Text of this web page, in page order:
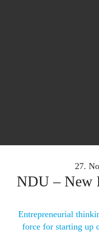
27.
NDU – New
Entrepreneurial
force for starting up